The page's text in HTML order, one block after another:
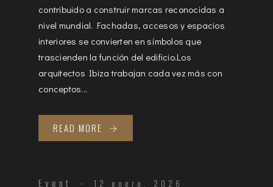
contribuido a construir marcas reconocidas a
nivel mundial. Fachadas, accesos y espacios
interiores se convierten en símbolos que
trascienden la función del edificio.Los
arquitectos Ibiza trabajan cada vez más con
conceptos...
READ MORE
Event 12 enero, 2026